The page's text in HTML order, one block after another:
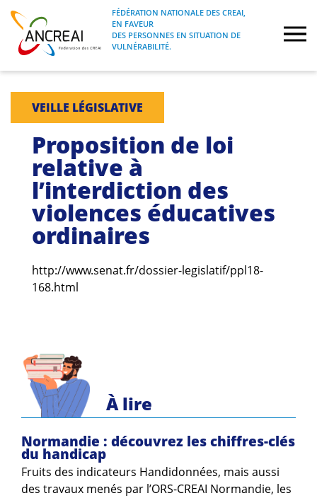
Skip
content
ANCREAI
FÉDÉRATION NATIONALE DES CREAI, EN
FAVEUR DES PERSONNES EN SITUATION
FÉDÉRATION NATIONALE DES CREAI,
EN FAVEUR
DES PERSONNES EN SITUATION DE
VULNÉRABILITÉ.
À propos
Journées nationales
Formations
Projets Fédéraux
Espace emploi
Actualités
ARSENE
VEILLE LÉGISLATIVE
Proposition de loi
relative à
l’interdiction des
violences éducatives
ordinaires
http://www.senat.fr/dossier-legislatif/ppl18-
168.html
À lire
Normandie : découvrez les chiffres-clés
du handicap
Fruits des indicateurs Handidonnées, mais aussi
des travaux menés par l’ORS-CREAI Normandie, les